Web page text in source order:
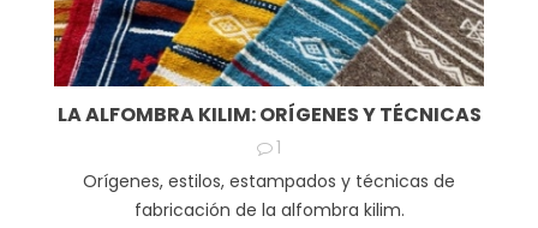
LA ALFOMBRA KILIM: ORÍGENES Y TÉCNICAS
1
Orígenes, estilos, estampados y técnicas de
fabricación de la alfombra kilim.